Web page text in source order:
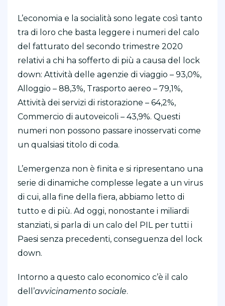
L’economia e la socialità sono legate così tanto
tra di loro che basta leggere i numeri del calo
del fatturato del secondo trimestre 2020
relativi a chi ha sofferto di più a causa del lock
down: Attività delle agenzie di viaggio – 93,0%,
Alloggio – 88,3%, Trasporto aereo – 79,1%,
Attività dei servizi di ristorazione – 64,2%,
Commercio di autoveicoli – 43,9%. Questi
numeri non possono passare inosservati come
un qualsiasi titolo di coda.
L’emergenza non è finita e si ripresentano una
serie di dinamiche complesse legate a un virus
di cui, alla fine della fiera, abbiamo letto di
tutto e di più. Ad oggi, nonostante i miliardi
stanziati, si parla di un calo del PIL per tutti i
Paesi senza precedenti, conseguenza del lock
down.
Intorno a questo calo economico c’è il calo
dell’avvicinamento sociale.